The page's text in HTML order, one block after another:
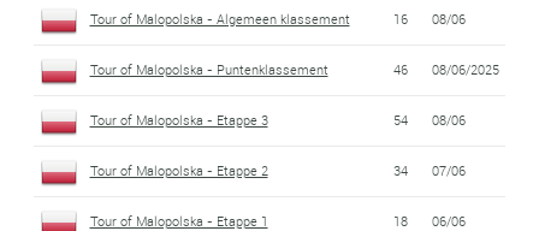
Tour of Malopolska - Algemeen klassement 16 08/06
Tour of Malopolska - Puntenklassement 46 08/06/2025
Tour of Malopolska - Etappe 3 54 08/06
Tour of Malopolska - Etappe 2 34 07/06
Tour of Malopolska - Etappe 1 18 06/06